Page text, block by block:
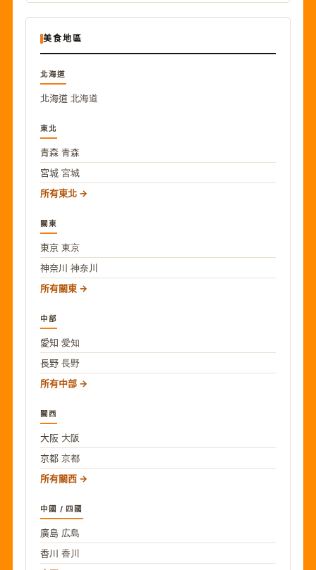
美食地區
北海道
北海道 北海道
東北
青森 青森
宮城 宮城
所有東北
關東
東京 東京
神奈川 神奈川
所有關東
中部
愛知 愛知
長野 長野
所有中部
關西
大阪 大阪
京都 京都
所有關西
中國 / 四國
廣島 広島
香川 香川